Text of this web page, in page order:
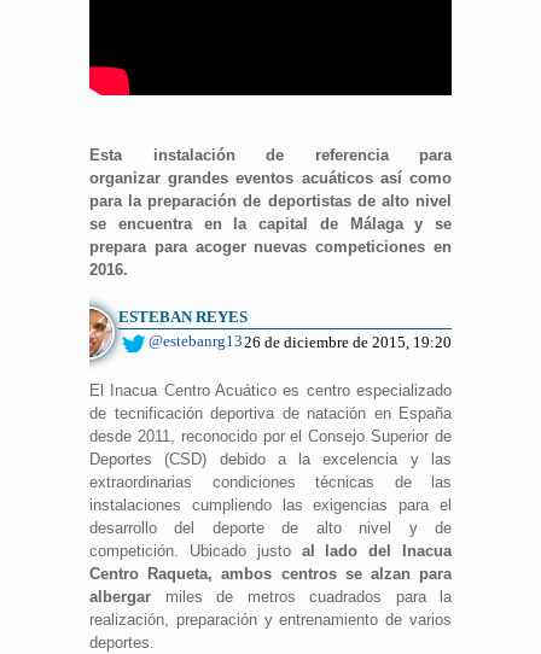
Esta instalación de referencia para
organizar grandes eventos acuáticos así como
para la preparación de deportistas de alto nivel
se encuentra en la capital de Málaga y se
prepara para acoger nuevas competiciones en
2016.
ESTEBAN REYES
@estebanrg1326 de diciembre de 2015, 19:20
El Inacua Centro Acuático es centro especializado
de tecnificación deportiva de natación en España
desde 2011, reconocido por el Consejo Superior de
Deportes (CSD) debido a la excelencia y las
extraordinarias condiciones técnicas de las
instalaciones cumpliendo las exigencias para el
desarrollo del deporte de alto nivel y de
competición. Ubicado justo al lado del Inacua
Centro Raqueta, ambos centros se alzan para
albergar miles de metros cuadrados para la
realización, preparación y entrenamiento de varios
deportes.